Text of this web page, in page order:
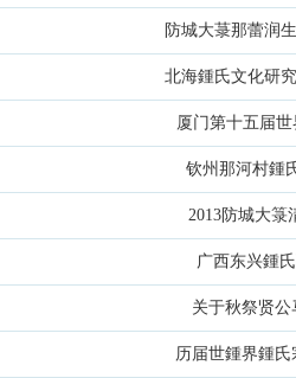
防城大菉那蕾润
北海鍾氏文化研
厦门第十五届
钦州那河村鍾
2013防城大箓
广西东兴鍾
关于秋祭贤
历届世鍾界鍾